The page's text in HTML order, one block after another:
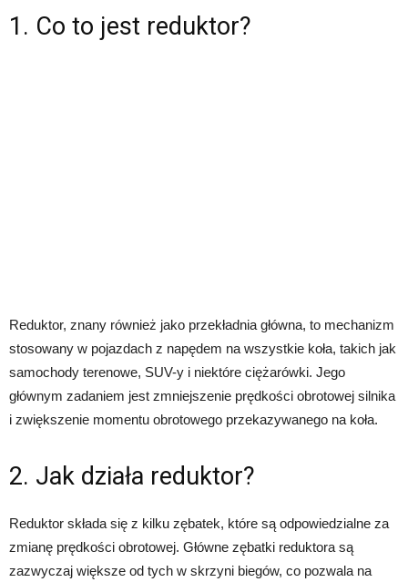
1. Co to jest reduktor?
Reduktor, znany również jako przekładnia główna, to mechanizm
stosowany w pojazdach z napędem na wszystkie koła, takich jak
samochody terenowe, SUV-y i niektóre ciężarówki. Jego
głównym zadaniem jest zmniejszenie prędkości obrotowej silnika
i zwiększenie momentu obrotowego przekazywanego na koła.
2. Jak działa reduktor?
Reduktor składa się z kilku zębatek, które są odpowiedzialne za
zmianę prędkości obrotowej. Główne zębatki reduktora są
zazwyczaj większe od tych w skrzyni biegów, co pozwala na